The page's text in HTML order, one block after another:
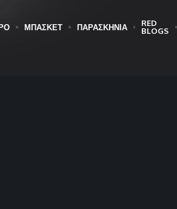
ΜΠΑΣΚΕΤ ΠΑΡΑΣΚΗΝΙΑ
RED
BLOGS